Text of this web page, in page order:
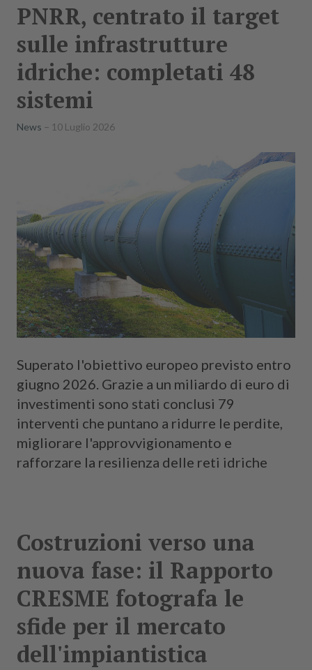
PNRR, centrato il target
sulle infrastrutture
idriche: completati 48
sistemi
News 10 Luglio 2026
Superato l'obiettivo europeo previsto entro
giugno 2026. Grazie a un miliardo di euro di
investimenti sono stati conclusi 79
interventi che puntano a ridurre le perdite,
migliorare l'approvvigionamento e
rafforzare la resilienza delle reti idriche
Costruzioni verso una
nuova fase: il Rapporto
CRESME fotografa le
sfide per il mercato
dell'impiantistica